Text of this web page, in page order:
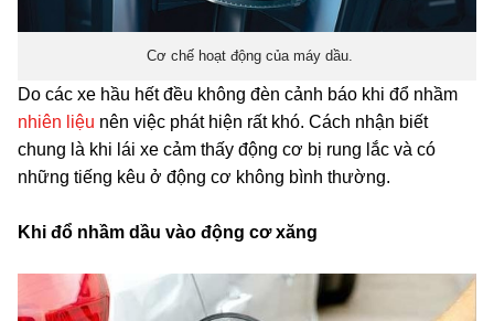
Cơ chế hoạt động của máy dầu.
Do các xe hầu hết đều không đèn cảnh báo khi đổ nhầm
nhiên liệu nên việc phát hiện rất khó. Cách nhận biết
chung là khi lái xe cảm thấy động cơ bị rung lắc và có
những tiếng kêu ở động cơ không bình thường.
Khi đổ nhầm dầu vào động cơ xăng